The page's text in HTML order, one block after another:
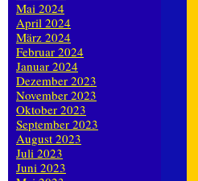
Mai 2024
April 2024
März 2024
Februar 2024
Januar 2024
Dezember 2023
November 2023
Oktober 2023
September 2023
August 2023
Juli 2023
Juni 2023